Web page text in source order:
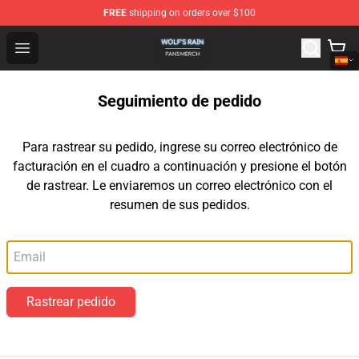
FREE shipping on orders over $100
Open menu
Wolf's Rain Shop - Official Wolf's Rain Merchandise Store
Seguimiento de pedido
Para rastrear su pedido, ingrese su correo electrónico de
facturación en el cuadro a continuación y presione el botón
de rastrear. Le enviaremos un correo electrónico con el
resumen de sus pedidos.
Rastrear pedido